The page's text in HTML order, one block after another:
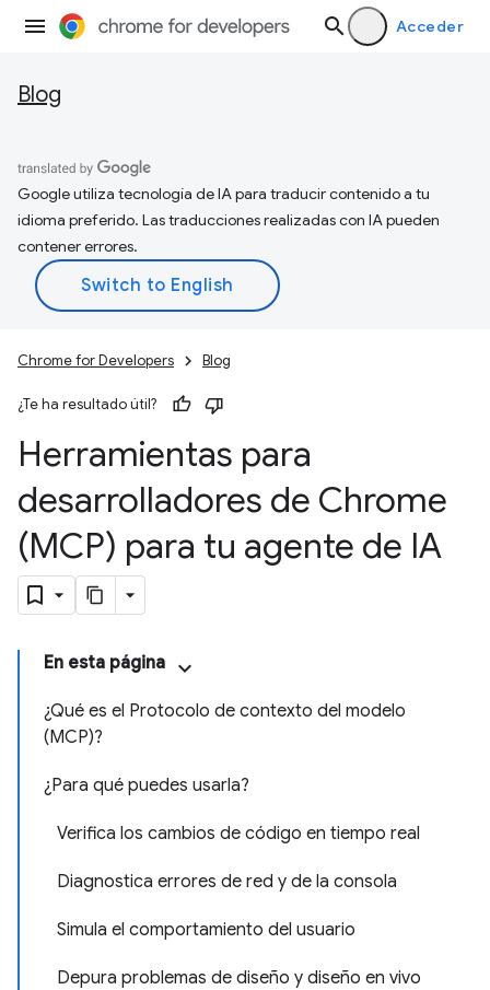
Acceder
Blog
Google utiliza tecnología de IA para traducir contenido a tu
idioma preferido. Las traducciones realizadas con IA pueden
contener errores.
Chrome for Developers Blog
¿Te ha resultado útil?
Herramientas para
desarrolladores de Chrome
(MCP) para tu agente de IA
En esta página
¿Qué es el Protocolo de contexto del modelo
(MCP)?
¿Para qué puedes usarla?
Verifica los cambios de código en tiempo real
Diagnostica errores de red y de la consola
Simula el comportamiento del usuario
Depura problemas de diseño y diseño en vivo